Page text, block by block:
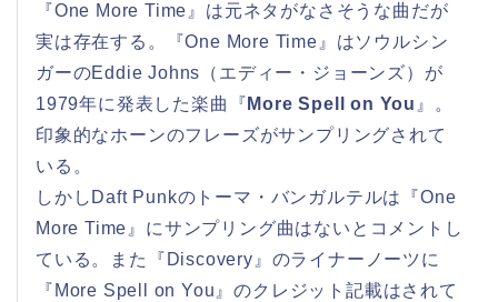
『One More Time』は元ネタがなさそうな曲だが
実は存在する。『One More Time』はソウルシン
ガーのEddie Johns（エディー・ジョーンズ）が
1979年に発表した楽曲『 More Spell on You 』。
印象的なホーンのフレーズがサンプリングされて
いる。
しかしDaft Punkのトーマ・バンガルテルは『One
More Time』にサンプリング曲はないとコメントし
ている。また『Discovery』のライナーノーツに
『More Spell on You』のクレジット記載はされて